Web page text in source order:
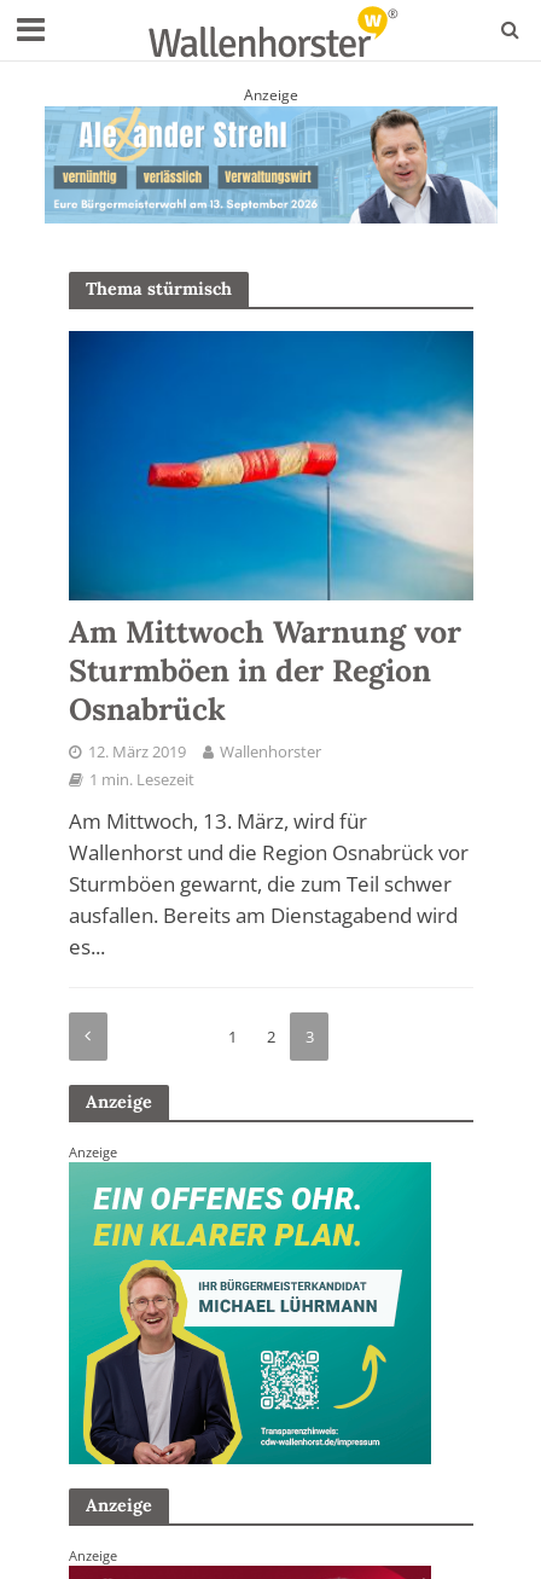
Anzeige
Thema stürmisch
Am Mittwoch Warnung vor
Sturmböen in der Region
Osnabrück
12. März 2019
Wallenhorster
1 min. Lesezeit
Am Mittwoch, 13. März, wird für
Wallenhorst und die Region Osnabrück vor
Sturmböen gewarnt, die zum Teil schwer
ausfallen. Bereits am Dienstagabend wird
es...
1 2 3
Anzeige
Anzeige
Anzeige
Anzeige